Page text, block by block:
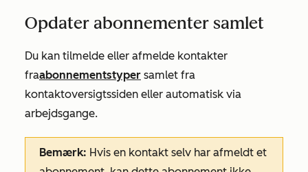
Opdater abonnementer samlet
Du kan tilmelde eller afmelde kontakter
fraabonnementstyper samlet fra
kontaktoversigtssiden eller automatisk via
arbejdsgange.
Bemærk: Hvis en kontakt selv har afmeldt et